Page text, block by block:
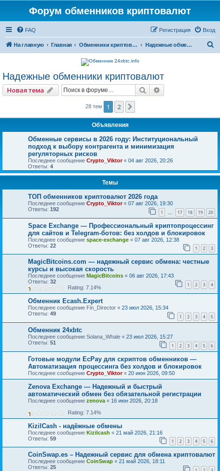
Форум обменников криптовалют
FAQ Вход
Регистрация
На главную Главная Обменники криптовалют Надежные обменники криптовалют
Надежные обменники криптовалют
Новая тема Поиск
28 тем 1 2
Объявления
Обменные сервисы в 2026 году: Институциональный
подход к выбору контрагента и минимизация
регуляторных рисков
Последнее сообщение Crypto_Viktor« 04 авг 2026, 20:26
Ответы: 4
Темы
ТОП обменников криптовалют 2026 года
Последнее сообщение Crypto_Viktor« 07 авг 2026, 19:30
Ответы: 192 1 … 17 18 19 20
Space Exchange — Профессиональный криптопроцессинг
для сайтов и Telegram-ботов: без холдов и блокировок
Последнее сообщение space-exchange « 07 авг 2026, 12:38
Ответы: 22 1 2 3
MagicBitcoins.com — надежный сервис обмена: честные
курсы и высокая скорость
Последнее сообщение MagicBitcoins « 06 авг 2026, 17:43
Ответы: 32 1 2 3 4
Rating: 7.14%
Обменник Ecash.Expert
Последнее сообщение Fin_Director « 23 июл 2026, 15:34
Ответы: 49 1 2 3 4 5
Обменник 24xbtc
Последнее сообщение Solana_Whale « 23 июл 2026, 15:27
Ответы: 51 1 2 3 4 5 6
Готовые модули EcPay для скриптов обменников —
Автоматизация процессинга без холдов и блокировок
Последнее сообщение Crypto_Viktor« 20 июн 2026, 09:50
Zenova Exchange — Надежный и быстрый
автоматический обмен без обязательной регистрации
Последнее сообщение zenova « 16 июн 2026, 20:18
Rating: 7.14%
KizilCash - надёжные обмены
Последнее сообщение Kizilcash « 21 май 2026, 21:16
Ответы: 59 1 2 3 4 5 6
CoinSwap.es – Надежный сервис для обмена криптовалют
Последнее сообщение CoinSwap « 21 май 2026, 18:11
Ответы: 25